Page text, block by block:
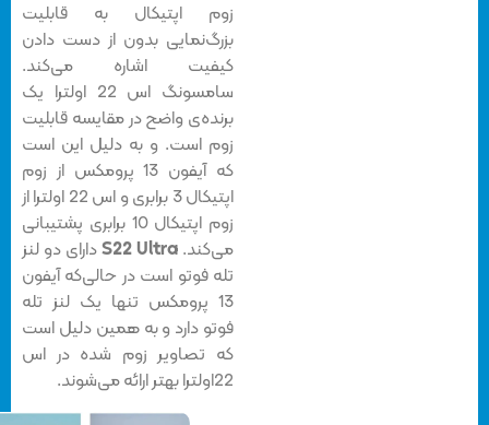
زوم اپتیکال به قابلیت
بزرگ‌نمایی بدون از دست دادن
کیفیت اشاره می‌کند.
سامسونگ اس 22 اولترا یک
برنده‌ی واضح در مقایسه قابلیت
زوم است. و به دلیل این است
که آیفون 13 پرومکس از زوم
اپتیکال 3 برابری و اس 22 اولترا از
زوم اپتیکال 10 برابری پشتیبانی
می‌کند.S22 Ultraدارای دو لنز
تله فوتو است در حالی‌که آیفون
13 پرومکس تنها یک لنز تله
فوتو دارد و به همین دلیل است
که تصاویر زوم شده در اس